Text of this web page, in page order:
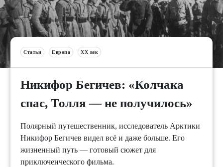
Статьи Европа XX век
Никифор Бегичев: «Колчака
спас, Толля — не получилось»
Полярный путешественник, исследователь Арктики
Никифор Бегичев видел всё и даже больше. Его
жизненный путь — готовый сюжет для
приключенческого фильма.